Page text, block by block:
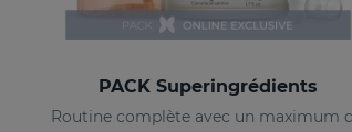
PACK Superingrédients